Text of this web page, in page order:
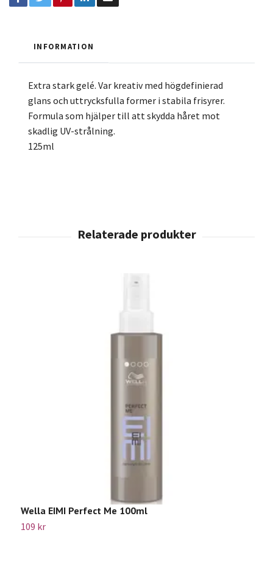
INFORMATION
Extra stark gelé. Var kreativ med högdefinierad
glans och uttrycksfulla former i stabila frisyrer.
Formula som hjälper till att skydda håret mot
skadlig UV-strålning.
125ml
Wella EIMI Perfect Me 100ml
109 kr